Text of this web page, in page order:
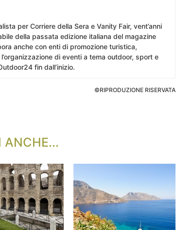
per Corriere della Sera e Vanity Fair, vent’anni
della passata edizione italiana del magazine
anche con enti di promozione turistica,
di eventi a tema outdoor, sport e
fin dall’inizio.
©RIPRODUZIONE RISERVATA
ANCHE...